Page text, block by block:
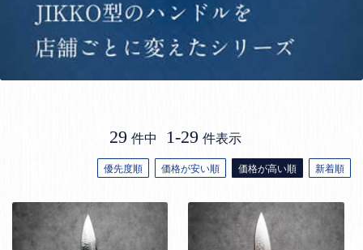
優先度順 価格が安い順 価格が高い順 新着順
29 件中 1-29 件表示